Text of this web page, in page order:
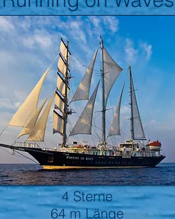
Segelkreuzfahrten
4 Sterne
64 m Länge